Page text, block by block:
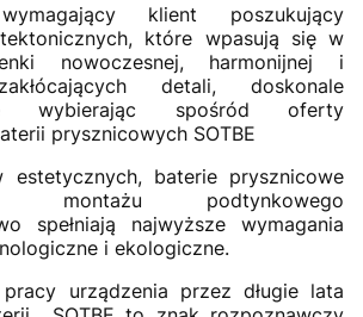
wymagający klient poszukujący
które wpasują się w
nowoczesnej, harmonijnej i
detali, doskonale
wybierając spośród oferty
prysznicowych SOTBE
estetycznych, baterie prysznicowe
montażu podtynkowego
spełniają najwyższe wymagania
i ekologiczne.
urządzenia przez długie lata